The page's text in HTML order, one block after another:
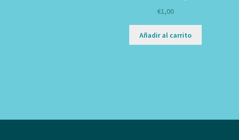
€1,00
Añadir al carrito